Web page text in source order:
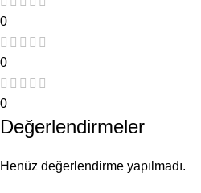
0
0
0
Değerlendirmeler
Henüz değerlendirme yapılmadı.